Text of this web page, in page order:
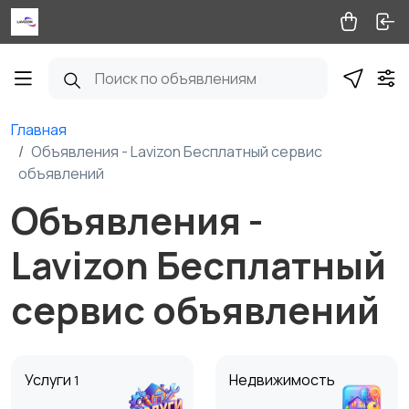
Главная
Объявления - Lavizon Бесплатный сервис
объявлений
Объявления -
Lavizon Бесплатный
сервис объявлений
Услуги 1 Недвижимость